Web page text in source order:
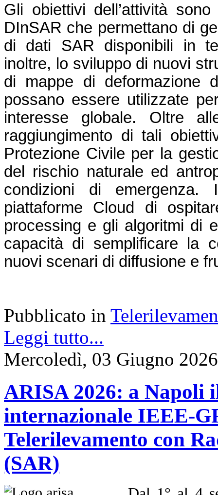
Gli obiettivi dell’attività
DInSAR che permettano di
di dati SAR disponibili in
inoltre, lo sviluppo di nuovi
di mappe di deformazione
possano essere utilizzate
interesse globale. Oltre
raggiungimento di tali
Protezione Civile per la
del rischio naturale ed
condizioni di emergenza.
piattaforme Cloud di
processing e gli algoritmi di
capacità di semplificare la
nuovi scenari di diffusione e
Pubblicato in
Leggi tutto...
Mercoledì, 03 Giugno
ARISA 2026: a Napoli
internazionale IEEE-
Telerilevamento con
(SAR)